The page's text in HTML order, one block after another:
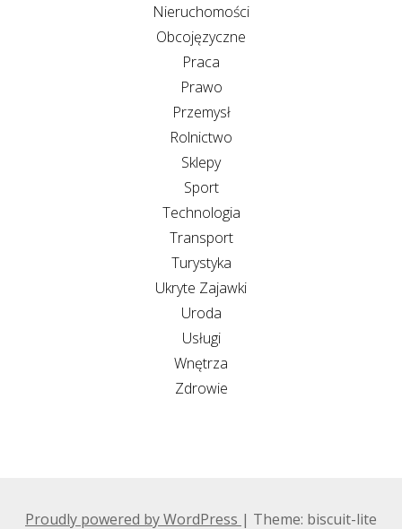
Nieruchomości
Obcojęzyczne
Praca
Prawo
Przemysł
Rolnictwo
Sklepy
Sport
Technologia
Transport
Turystyka
Ukryte Zajawki
Uroda
Usługi
Wnętrza
Zdrowie
Proudly powered by WordPress | Theme: biscuit-lite